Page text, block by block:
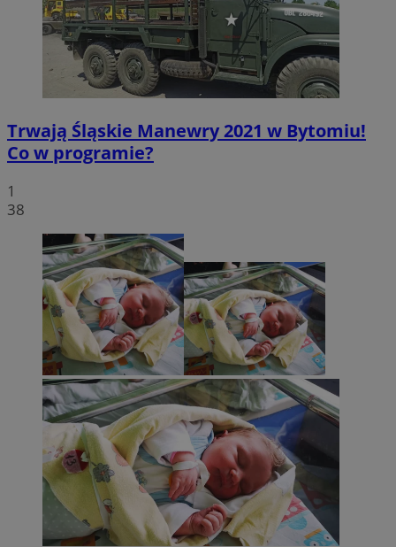
Trwają Śląskie Manewry 2021 w Bytomiu!
Co w programie?
1
38